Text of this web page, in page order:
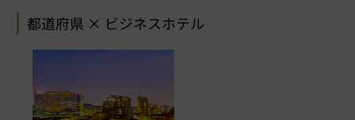
都道府県 × ビジネスホテル